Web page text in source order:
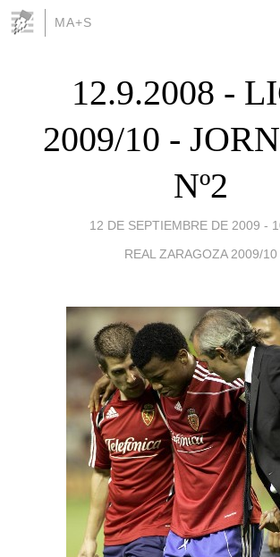
MA+S
12.9.2008 -
2009/10 -
Nº2
12 DE SEPTIEMBRE DE 2009 -
REAL ZARAGOZA 2009/10